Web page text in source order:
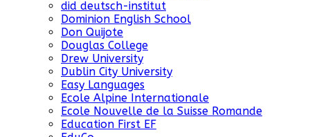
did deutsch-institut
Dominion English School
Don Quijote
Douglas College
Drew University
Dublin City University
Easy Languages
Ecole Alpine Internationale
Ecole Nouvelle de la Suisse Romande
Education First EF